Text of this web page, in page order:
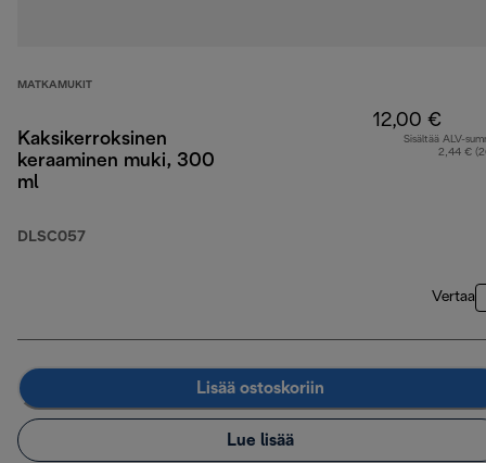
MATKAMUKIT
Kaksikerroksinen
keraaminen muki, 300
ml
DLSC057
12,00 €
Sisältää ALV-
2,44 €
Vertaa
Lisää ostoskoriin
Lue lisää